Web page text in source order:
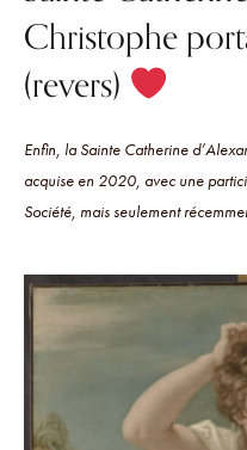
Christophe
(revers)
Enfin, la Sainte Catherine
acquise en 2020, avec une
Société, mais seulement